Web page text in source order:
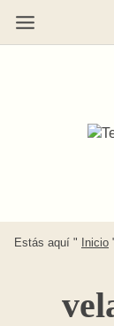
contenido
Estás aquí " Inicio